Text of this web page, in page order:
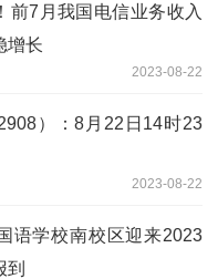
前7月我国电信业务收入
增长
2023-08-22
）：8月22日14时23
2023-08-22
语学校南校区迎来2023
到